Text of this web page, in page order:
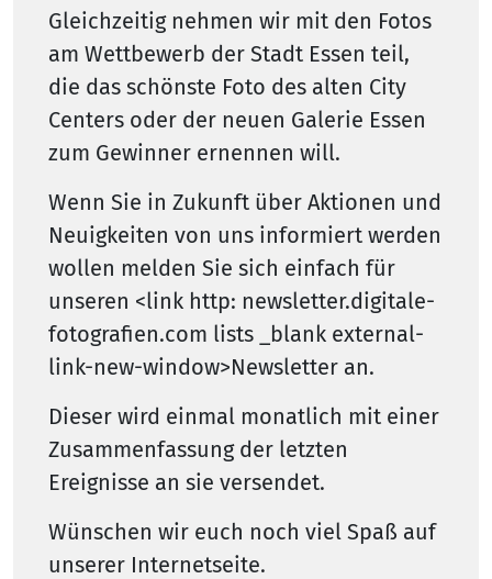
Gleichzeitig nehmen wir mit den Fotos
am Wettbewerb der Stadt Essen teil,
die das schönste Foto des alten City
Centers oder der neuen Galerie Essen
zum Gewinner ernennen will.
Wenn Sie in Zukunft über Aktionen und
Neuigkeiten von uns informiert werden
wollen melden Sie sich einfach für
unseren <link http: newsletter.digitale-
fotografien.com lists _blank external-
link-new-window>Newsletter an.
Dieser wird einmal monatlich mit einer
Zusammenfassung der letzten
Ereignisse an sie versendet.
Wünschen wir euch noch viel Spaß auf
unserer Internetseite.